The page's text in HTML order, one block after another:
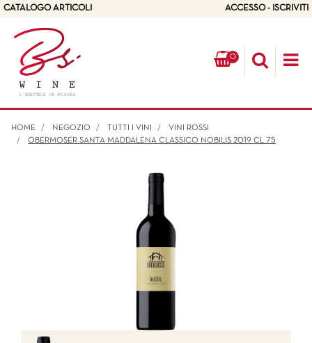
CATALOGO ARTICOLI ACCESSO - ISCRIVITI
0
HOME NEGOZIO TUTTI I VINI
VINI ROSSI
OBERMOSER SANTA MADDALENA CLASSICO NOBILIS 2019 CL 75